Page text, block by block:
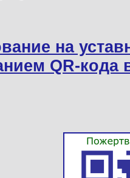
на
QR-